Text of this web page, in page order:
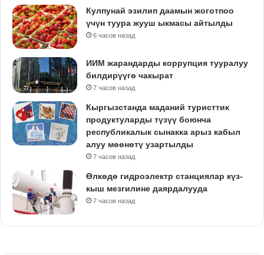
Кулпунай эзилип даамын жоготпоо
үчүн туура жууш ыкмасы айтылды
6 часов назад
ИИМ жарандарды коррупция тууралуу
билдирүүгө чакырат
7 часов назад
Кыргызстанда маданий туристтик
продуктуларды түзүү боюнча
республикалык сынакка арыз кабыл
алуу мөөнөтү узартылды
7 часов назад
Өлкөдө гидроэлектр станциялар күз-
кыш мезгилине даярдалууда
7 часов назад